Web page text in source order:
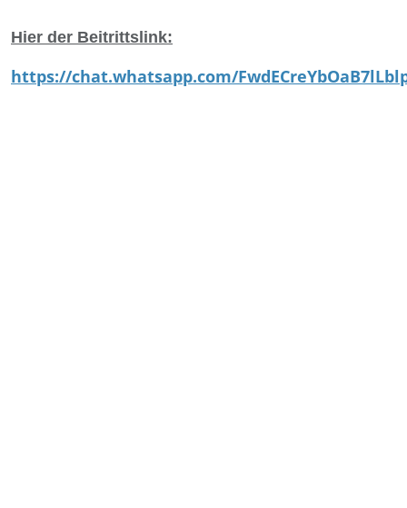
Hier der Beitrittslink:
https://chat.whatsapp.com/